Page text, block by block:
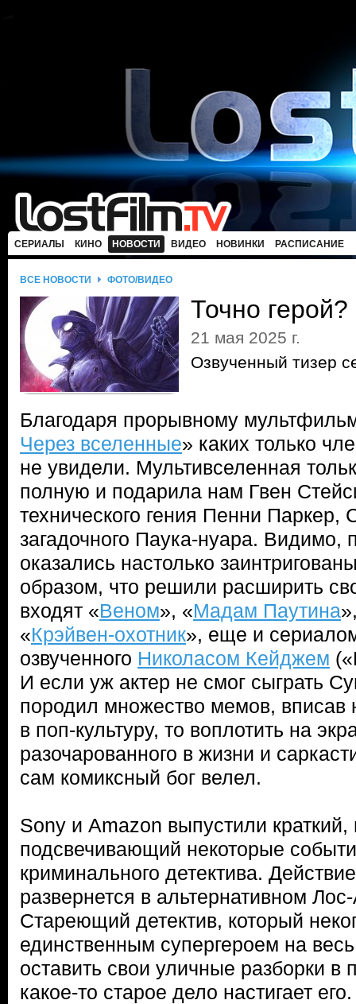
СЕРИАЛЫ КИНО НОВОСТИ ВИДЕО НОВИНКИ РАСПИСАНИЕ
ВСЕ НОВОСТИ ФОТО/ВИДЕО
Точно герой?
21 мая 2025 г.
Озвученный тизер
Благодаря прорывному
Через вселенные» каких только
не увидели. Мультивселенная
полную и подарила нам Гвен
технического гения Пенни
загадочного Паука-нуара.
оказались настолько
образом, что решили расширить
входят «Веном», «Мадам Паутина
«Крэйвен-охотник», еще и
озвученного Николасом Кейджем
И если уж актер не смог сыграть
породил множество мемов, вписав
в поп-культуру, то воплотить на
разочарованного в жизни и
сам комиксный бог велел.
Sony и Amazon выпустили
подсвечивающий некоторые
криминального детектива.
развернется в альтернативном
Стареющий детектив, который
единственным супергероем на
оставить свои уличные разборки
какое-то старое дело настигает